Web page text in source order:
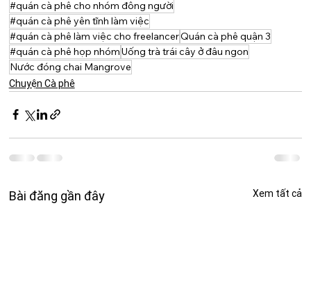
#quán cà phê cho nhóm đông người
#quán cà phê yên tĩnh làm việc
#quán cà phê làm việc cho freelancerQuán cà phê quận 3
#quán cà phê họp nhómUống trà trái cây ở đâu ngon
Nước đóng chai Mangrove
Chuyện Cà phê
Bài đăng gần đây Xem tất cả